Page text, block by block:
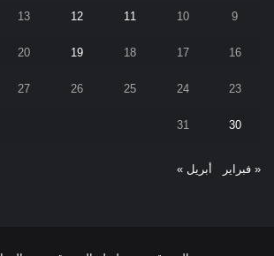
9
10
11
12
13
16
17
18
19
20
23
24
25
26
27
30
31
« فبراير أبريل »